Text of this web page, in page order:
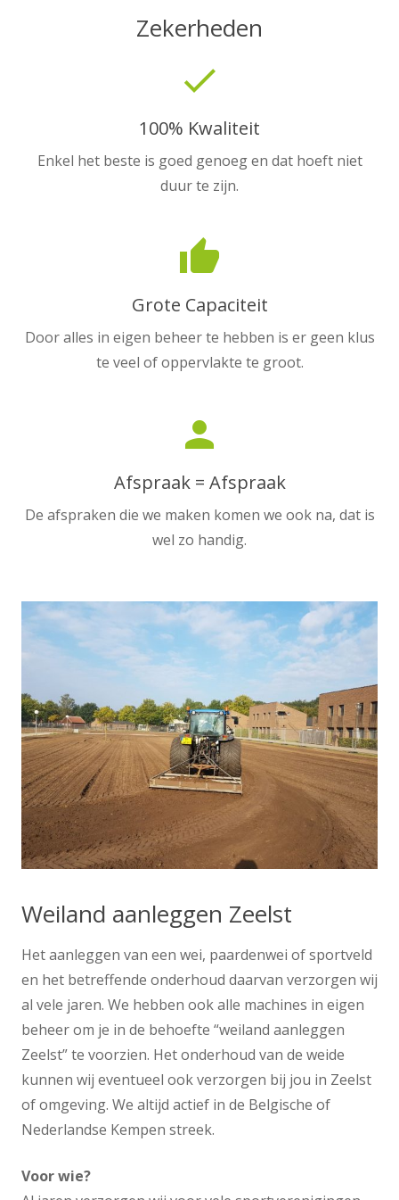
Zekerheden
done
100% Kwaliteit
Enkel het beste is goed genoeg en dat hoeft niet
duur te zijn.
thumb_up
Grote Capaciteit
Door alles in eigen beheer te hebben is er geen klus
te veel of oppervlakte te groot.
person
Afspraak = Afspraak
De afspraken die we maken komen we ook na, dat is
wel zo handig.
Weiland aanleggen Zeelst
Het aanleggen van een wei, paardenwei of sportveld
en het betreffende onderhoud daarvan verzorgen wij
al vele jaren. We hebben ook alle machines in eigen
beheer om je in de behoefte “weiland aanleggen
Zeelst” te voorzien. Het onderhoud van de weide
kunnen wij eventueel ook verzorgen bij jou in Zeelst
of omgeving. We altijd actief in de Belgische of
Nederlandse Kempen streek.
Voor wie?